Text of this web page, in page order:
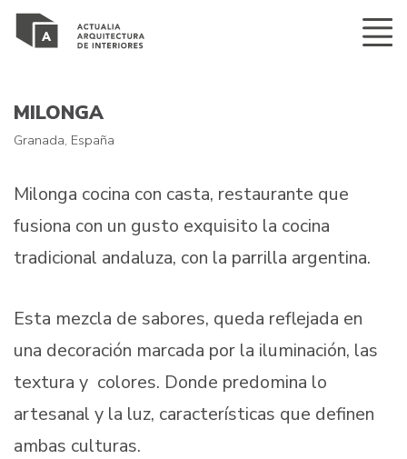
MILONGA
Granada, España
Milonga cocina con casta, restaurante que
fusiona con un gusto exquisito la cocina
tradicional andaluza, con la parrilla argentina.
Esta mezcla de sabores, queda reflejada en
una decoración marcada por la iluminación, las
textura y colores. Donde predomina lo
artesanal y la luz, características que definen
ambas culturas.